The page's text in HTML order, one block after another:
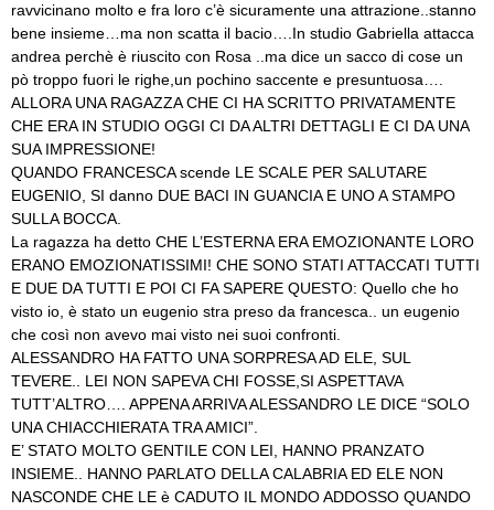
ravvicinano molto e fra loro c’è sicuramente una attrazione..stanno
bene insieme…ma non scatta il bacio….In studio Gabriella attacca
andrea perchè è riuscito con Rosa ..ma dice un sacco di cose un
pò troppo fuori le righe,un pochino saccente e presuntuosa….
ALLORA UNA RAGAZZA CHE CI HA SCRITTO PRIVATAMENTE
CHE ERA IN STUDIO OGGI CI DA ALTRI DETTAGLI E CI DA UNA
SUA IMPRESSIONE!
QUANDO FRANCESCA scende LE SCALE PER SALUTARE
EUGENIO, SI danno DUE BACI IN GUANCIA E UNO A STAMPO
SULLA BOCCA.
La ragazza ha detto CHE L’ESTERNA ERA EMOZIONANTE LORO
ERANO EMOZIONATISSIMI! CHE SONO STATI ATTACCATI TUTTI
E DUE DA TUTTI E POI CI FA SAPERE QUESTO: Quello che ho
visto io, è stato un eugenio stra preso da francesca.. un eugenio
che così non avevo mai visto nei suoi confronti.
ALESSANDRO HA FATTO UNA SORPRESA AD ELE, SUL
TEVERE.. LEI NON SAPEVA CHI FOSSE,SI ASPETTAVA
TUTT’ALTRO…. APPENA ARRIVA ALESSANDRO LE DICE “SOLO
UNA CHIACCHIERATA TRA AMICI”.
E’ STATO MOLTO GENTILE CON LEI, HANNO PRANZATO
INSIEME.. HANNO PARLATO DELLA CALABRIA ED ELE NON
NASCONDE CHE LE è CADUTO IL MONDO ADDOSSO QUANDO